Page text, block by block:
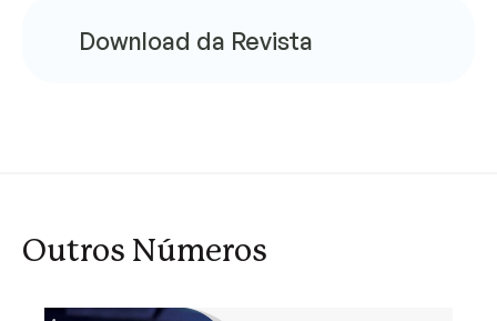
Download da Revista
Outros Números